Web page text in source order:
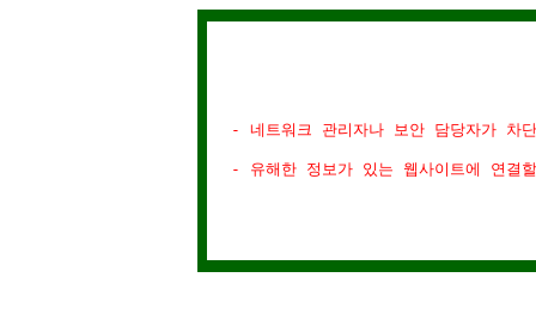
- 네트워크 관리자나 보안 담당자가 차
- 유해한 정보가 있는 웹사이트에 연결